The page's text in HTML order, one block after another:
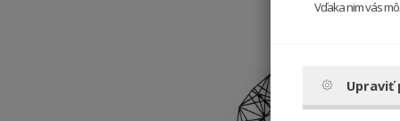
Vďaka nim vás
Upraviť